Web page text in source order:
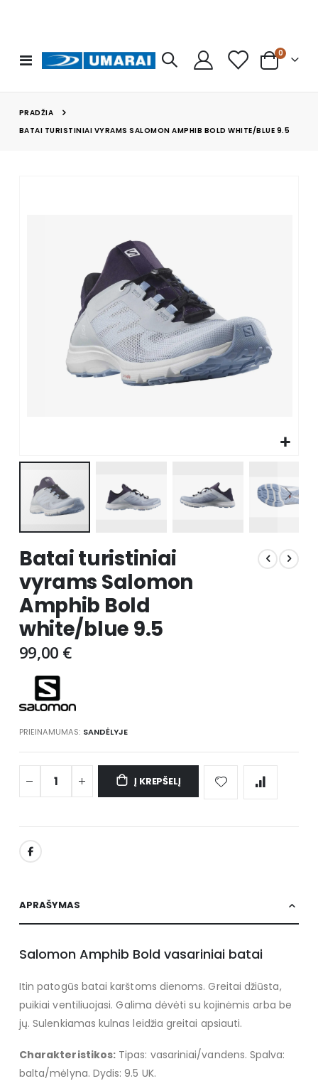
Toggle
Nav
Cart
0prekės
PRADŽIA
BATAI TURISTINIAI VYRAMS SALOMON AMPHIB BOLD WHITE/BLUE 9.5
to
the
beginning
of
the
images
gallery
Batai turistiniai
vyrams Salomon
Amphib Bold
white/blue 9.5
99,00 €
PRIEINAMUMAS: SANDĖLYJE
Į KREPŠELĮ
APRAŠYMAS
Salomon Amphib Bold vasariniai batai
Itin patogūs batai karštoms dienoms. Greitai džiūsta,
puikiai ventiliuojasi. Galima dėvėti su kojinėmis arba be
jų. Sulenkiamas kulnas leidžia greitai apsiauti.
Charakteristikos: Tipas: vasariniai/vandens. Spalva:
balta/mėlyna. Dydis: 9.5 UK.